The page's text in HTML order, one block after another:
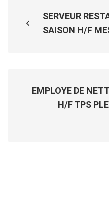
SERVEUR
SAISON H/F
EMPLOYE DE
H/F TPS